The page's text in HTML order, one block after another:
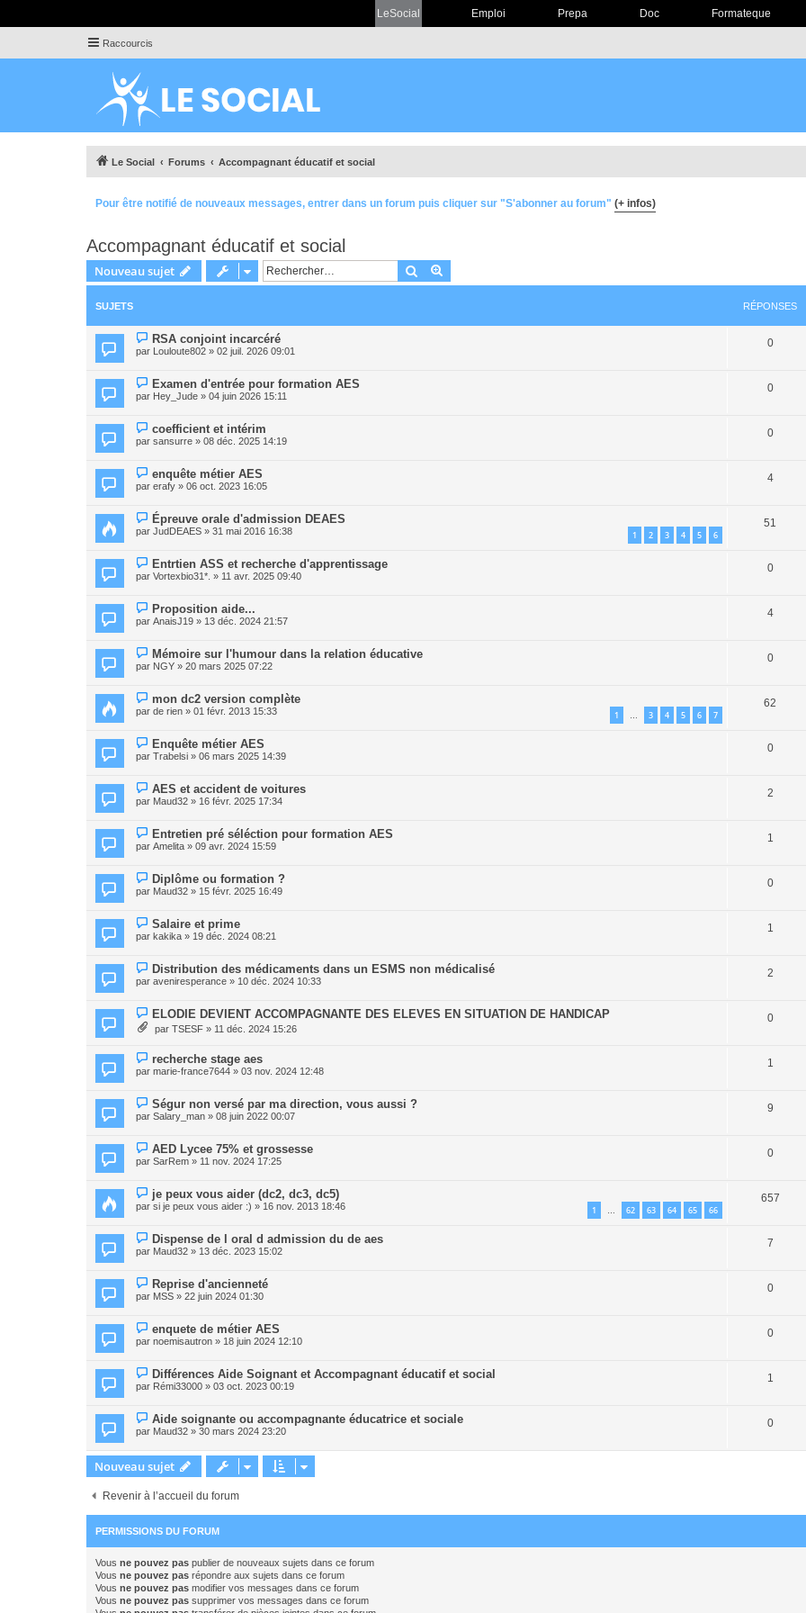
LeSocial Emploi Prepa Doc Formateque
Raccourcis
Le Social Forums Accompagnant éducatif et social
Pour être notifié de nouveaux messages, entrer dans un forum puis cliquer sur "S'abonner au forum" (+ infos)
Accompagnant éducatif et social
Nouveau sujet Rechercher
SUJETS RÉPONSES
RSA conjoint incarcéré
par Louloute802 » 02 juil. 2026 09:01
0
Examen d'entrée pour formation AES
par Hey_Jude » 04 juin 2026 15:11
0
coefficient et intérim
par sansurre » 08 déc. 2025 14:19
0
enquête métier AES
par erafy » 06 oct. 2023 16:05
4
Épreuve orale d'admission DEAES
par JudDEAES » 31 mai 2016 16:38 1 2 3 4 5 6
51
Entrtien ASS et recherche d'apprentissage
par Vortexbio31*. » 11 avr. 2025 09:40
0
Proposition aide...
par AnaisJ19 » 13 déc. 2024 21:57
4
Mémoire sur l'humour dans la relation éducative
par NGY » 20 mars 2025 07:22
0
mon dc2 version complète
par de rien » 01 févr. 2013 15:33 1 … 3 4 5 6 7
62
Enquête métier AES
par Trabelsi » 06 mars 2025 14:39
0
AES et accident de voitures
par Maud32 » 16 févr. 2025 17:34
2
Entretien pré séléction pour formation AES
par Amelita » 09 avr. 2024 15:59
1
Diplôme ou formation ?
par Maud32 » 15 févr. 2025 16:49
0
Salaire et prime
par kakika » 19 déc. 2024 08:21
1
Distribution des médicaments dans un ESMS non médicalisé
par aveniresperance » 10 déc. 2024 10:33
2
ELODIE DEVIENT ACCOMPAGNANTE DES ELEVES EN SITUATION DE HANDICAP
par TSESF » 11 déc. 2024 15:26
0
recherche stage aes
par marie-france7644 » 03 nov. 2024 12:48
1
Ségur non versé par ma direction, vous aussi ?
par Salary_man » 08 juin 2022 00:07
9
AED Lycee 75% et grossesse
par SarRem » 11 nov. 2024 17:25
0
je peux vous aider (dc2, dc3, dc5)
par si je peux vous aider :) » 16 nov. 2013 18:46 1 … 62 63 64 65 66
657
Dispense de l oral d admission du de aes
par Maud32 » 13 déc. 2023 15:02
7
Reprise d'ancienneté
par MSS » 22 juin 2024 01:30
0
enquete de métier AES
par noemisautron » 18 juin 2024 12:10
0
Différences Aide Soignant et Accompagnant éducatif et social
par Rémi33000 » 03 oct. 2023 00:19
1
Aide soignante ou accompagnante éducatrice et sociale
par Maud32 » 30 mars 2024 23:20
0
Nouveau sujet
Revenir à l’accueil du forum
PERMISSIONS DU FORUM
Vous ne pouvez pas publier de nouveaux sujets dans ce forum
Vous ne pouvez pas répondre aux sujets dans ce forum
Vous ne pouvez pas modifier vos messages dans ce forum
Vous ne pouvez pas supprimer vos messages dans ce forum